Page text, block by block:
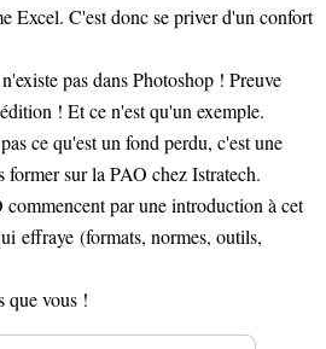
Excel. C'est donc se priver d'un confort
pas dans Photoshop ! Preuve
! Et ce n'est qu'un exemple.
ce qu'est un fond perdu, c'est une
former sur la PAO chez Istratech.
par une introduction à cet
effraye (formats, normes, outils,
que vous !